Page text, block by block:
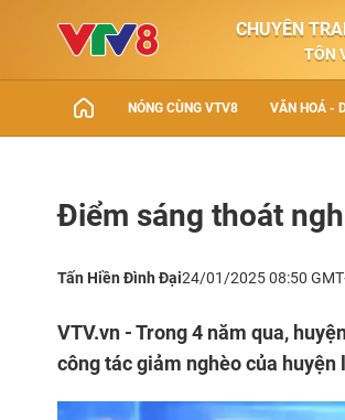
CHUYÊN
TÔN
NÓNG CÙNG VTV8 VĂN HOÁ -
Điểm sáng thoát
Tấn Hiền Đình Đại24/01/2025 08:50
VTV.vn - Trong 4 năm qua,
công tác giảm nghèo của